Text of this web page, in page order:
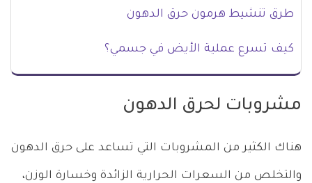
طرق تنشيط هرمون حرق الدهون
كيف تسرع عملية الأيض في جسمي؟
مشروبات لحرق الدهون
هناك الكثير من المشروبات التي تساعد على حرق الدهون
والتخلص من السعرات الحرارية الزائدة وخسارة الوزن،